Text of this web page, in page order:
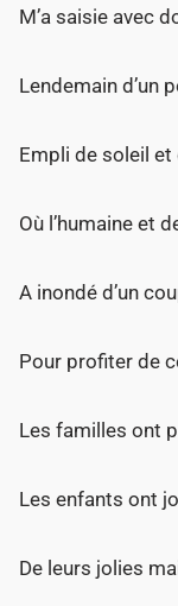
M’a saisie avec
Lendemain d’un
Empli de soleil et
Où l’humaine et
A inondé d’un
Pour profiter de
Les familles ont
Les enfants ont
De leurs jolies